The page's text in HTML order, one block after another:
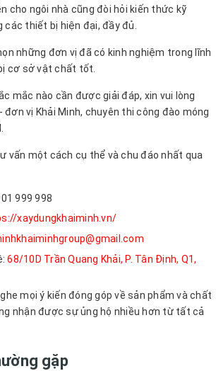
cho ngôi nhà cũng đòi hỏi kiến thức kỹ
thiết bị hiện đại, đầy đủ.
những đơn vị đã có kinh nghiệm trong lĩnh
cơ sở vật chất tốt.
mắc nào cần được giải đáp, xin vui lòng
đơn vị Khải Minh, chuyên thi công đào móng
vấn một cách cụ thể và chu đáo nhất qua
999 998
xaydungkhaiminh.vn/
68/10D Trần Quang Khải, P. Tân Định, Q1,
mọi ý kiến đóng góp về sản phẩm và chất
nhận được sự ủng hộ nhiều hơn từ tất cả
gặp